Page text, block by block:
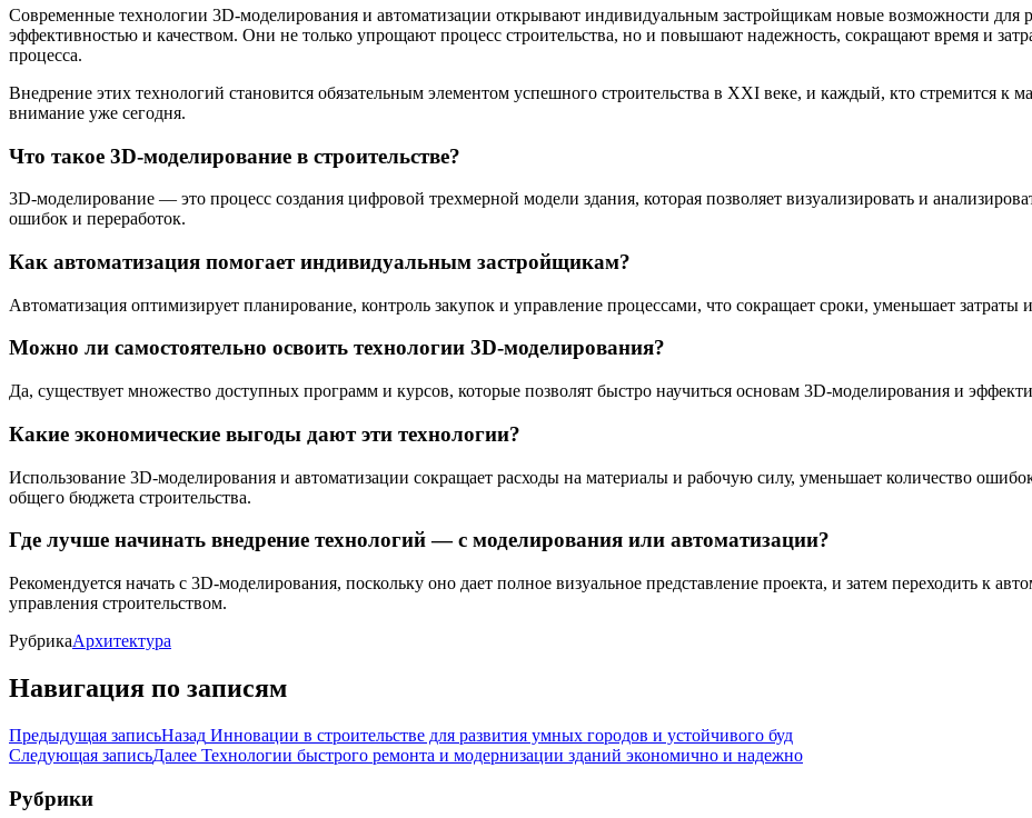
Современные технологии 3D-моделирования и автоматизации открывают индивидуальным застройщикам новые возможности для
эффективностью и качеством. Они не только упрощают процесс строительства, но и повышают надежность, сокращают время и
процесса.
Внедрение этих технологий становится обязательным элементом успешного строительства в XXI веке, и каждый, кто стремится к
внимание уже сегодня.
Что такое 3D-моделирование в строительстве?
3D-моделирование — это процесс создания цифровой трехмерной модели здания, которая позволяет визуализировать и
ошибок и переработок.
Как автоматизация помогает индивидуальным застройщикам?
Автоматизация оптимизирует планирование, контроль закупок и управление процессами, что сокращает сроки, уменьшает затраты
Можно ли самостоятельно освоить технологии 3D-моделирования?
Да, существует множество доступных программ и курсов, которые позволят быстро научиться основам 3D-моделирования и
Какие экономические выгоды дают эти технологии?
Использование 3D-моделирования и автоматизации сокращает расходы на материалы и рабочую силу, уменьшает количество
общего бюджета строительства.
Где лучше начинать внедрение технологий — с моделирования или автоматизации?
Рекомендуется начать с 3D-моделирования, поскольку оно дает полное визуальное представление проекта, и затем переходить к
управления строительством.
РубрикаАрхитектура
Навигация по записям
Предыдущая записьНазад Инновации в строительстве для развития умных городов и устойчивого буд
Следующая записьДалее Технологии быстрого ремонта и модернизации зданий экономично и надежно
Рубрики